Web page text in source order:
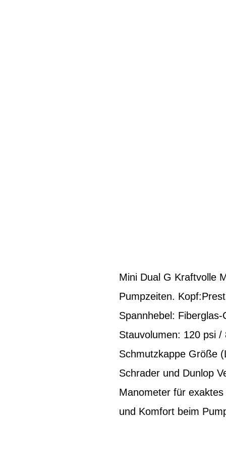
Mini Dual G Kraftvolle
Pumpzeiten.
Spannhebel:
Stauvolumen: 120 psi
Schmutzkappe Größe
Schrader und Dunlop
Manometer für
und Komfort beim